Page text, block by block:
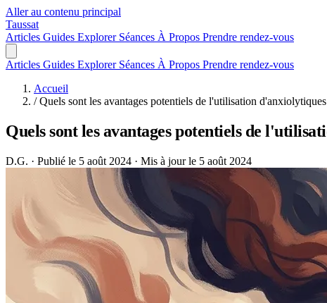
Aller au contenu principal
Taussat
Articles Guides Explorer Séances À Propos Prendre rendez-vous
Articles Guides Explorer Séances À Propos Prendre rendez-vous
Accueil
/ Quels sont les avantages potentiels de l'utilisation
Quels sont les avantages potentiels de
D.G. · Publié le 5 août 2024 · Mis à jour le 5 août 2024